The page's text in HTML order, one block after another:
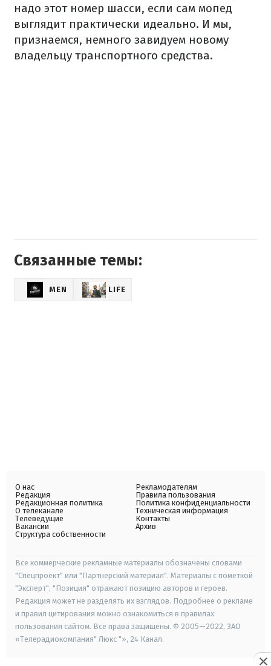
надо этот номер шасси, если сам мопед
выглядит практически идеально. И мы,
признаемся, немного завидуем новому
владельцу транспортного средства.
Связанные темы:
MEN LIFE
О нас
Редакция
Редакционная политика
О телеканале
Телеведущие
Вакансии
Структура собственности
Рекламодателям
Правила пользования
Политика конфиденциальности
Техническая информация
Контакты
Архив
Все коммерческие рекламные материалы обозначены словами
"Спецпроект" или "Партнерский материал". Материалы с пометкой
"Эксперт", "Позиция" отражают позицию авторов и героев.
Редакция может не разделять их взглядов. Подробнее о рекламе
и правил цитирования можно ознакомиться в правилах
пользования сайтом. Все права защищены. © 2005—2022, ЗАО
«Телерадиокомпания" Люкс "», 24 Канал.